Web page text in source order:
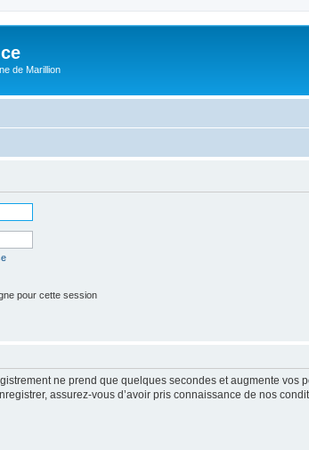
de Marillion
pour cette session
ne prend que quelques secondes et augmente
assurez-vous d’avoir pris connaissance de nos